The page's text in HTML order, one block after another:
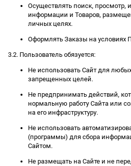
Осуществлять поиск, просмотр,
информации и Товаров,
личных целях.
Оформлять Заказы на условиях
3.2. Пользователь обязуется:
Не использовать Сайт для
запрещенных целей.
Не предпринимать действий,
нормальную работу Сайта или
на его инфраструктуру.
Не использовать
(программы) для сбора
Сайтом.
Не размещать на Сайте и не